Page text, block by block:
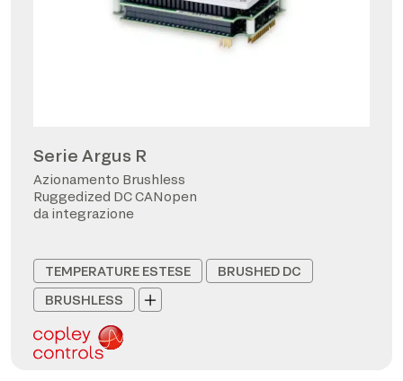
Serie Argus R
Azionamento Brushless
Ruggedized DC CANopen
da integrazione
TEMPERATURE ESTESE
BRUSHED DC
BRUSHLESS